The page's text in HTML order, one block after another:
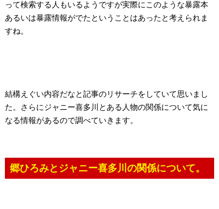
って検索する人もいるようですが実際にこのような暴露本
あるいは暴露情報がでたということはあったと考えられま
すね。
結構えぐい内容だなと記事のリサーチをしていて思いまし
た。さらにジャニー喜多川とある人物の関係について気に
なる情報があるので調べていきます。
郷ひろみとジャニー喜多川の関係について。